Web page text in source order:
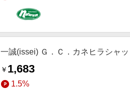
一誠(issei) Ｇ．Ｃ．カネヒラシャ
￥ 1,683
1.5%